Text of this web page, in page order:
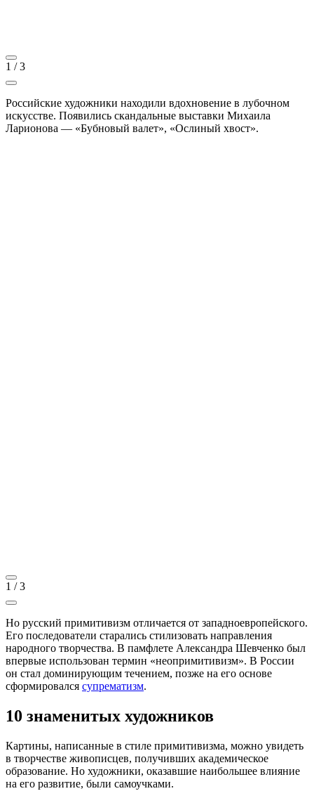
1 /3
Российские художники находили вдохновение в лубочном
искусстве. Появились скандальные выставки Михаила
Ларионова — «Бубновый валет», «Ослиный хвост».
1 /3
Но русский примитивизм отличается от западноевропейского.
Его последователи старались стилизовать направления
народного творчества. В памфлете Александра Шевченко был
впервые использован термин «неопримитивизм». В России
он стал доминирующим течением, позже на его основе
сформировался супрематизм.
10 знаменитых художников
Картины, написанные в стиле примитивизма, можно увидеть
в творчестве живописцев, получивших академическое
образование. Но художники, оказавшие наибольшее влияние
на его развитие, были самоучками.